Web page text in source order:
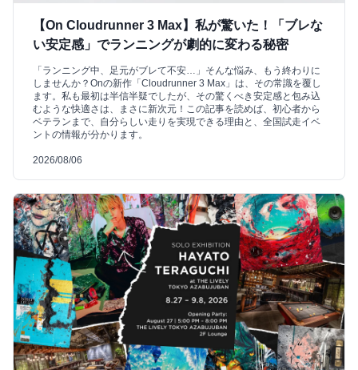
【On Cloudrunner 3 Max】私が驚いた！「ブレな
い安定感」でランニングが劇的に変わる秘密
「ランニング中、足元がブレて不安…」そんな悩み、もう終わりに
しませんか？Onの新作「Cloudrunner 3 Max」は、その常識を覆し
ます。私も最初は半信半疑でしたが、その驚くべき安定感と包み込
むような快適さは、まさに新次元！この記事を読めば、初心者から
ベテランまで、自分らしい走りを実現できる理由と、全国試走イベ
ントの情報が分かります。
2026/08/06